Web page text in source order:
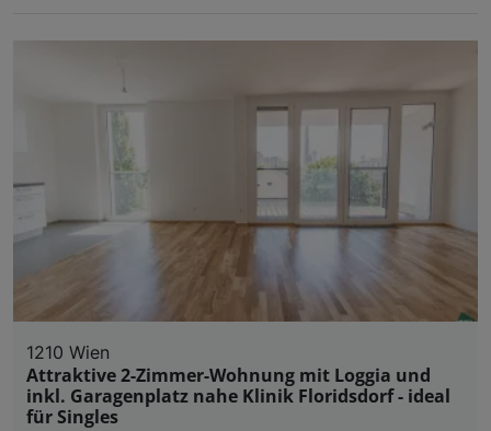
1210 Wien
Attraktive 2-Zimmer-Wohnung mit Loggia und
inkl. Garagenplatz nahe Klinik Floridsdorf - ideal
für Singles